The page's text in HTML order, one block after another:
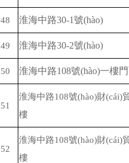
48 淮海中路30-1號(hào)
49 淮海中路30-2號(hào)
50 淮海中路108號(hào)一樓
51
淮海中路108號(hào)財(cái)
樓
52
淮海中路108號(hào)財(cái)
樓